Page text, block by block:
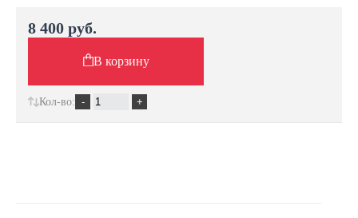
8 400 руб.
В корзину
Кол-во: